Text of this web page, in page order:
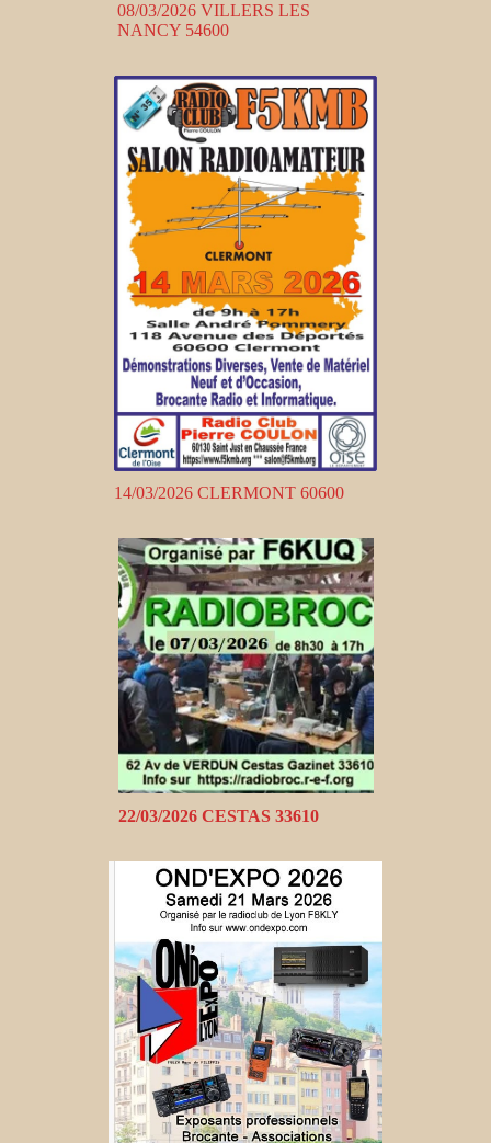
08/03/2026 VILLERS LES
NANCY 54600
14/03/2026 CLERMONT 60600
22/03/2026 CESTAS 33610